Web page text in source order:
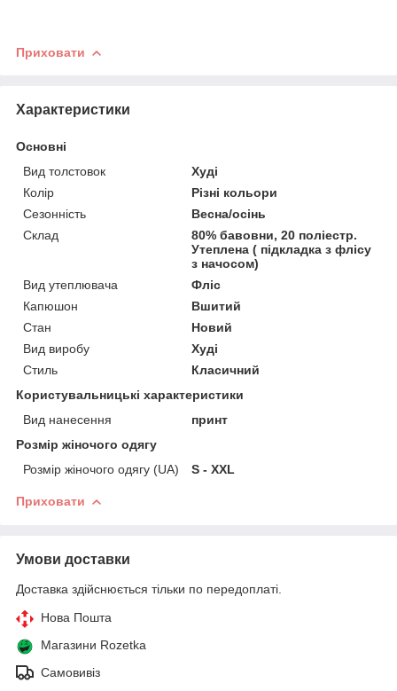
Приховати
Характеристики
Основні
Вид толстовок
Худі
Колір
Різні кольори
Сезонність
Весна/осінь
Склад
80% бавовни, 20 поліестр.
Утеплена ( підкладка з флісу
з начосом)
Вид утеплювача
Фліс
Капюшон
Вшитий
Стан
Новий
Вид виробу
Худі
Стиль
Класичний
Користувальницькі характеристики
Вид нанесення
принт
Розмір жіночого одягу
Розмір жіночого одягу (UA)
S - XXL
Приховати
Умови доставки
Доставка здійснюється тільки по передоплаті.
Нова Пошта
Магазини Rozetka
Самовивіз